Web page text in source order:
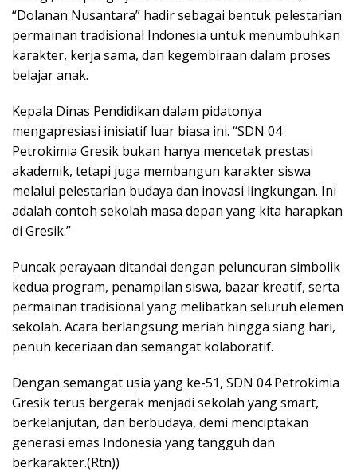
“Dolanan Nusantara” hadir sebagai bentuk pelestarian
permainan tradisional Indonesia untuk menumbuhkan
karakter, kerja sama, dan kegembiraan dalam proses
belajar anak.
Kepala Dinas Pendidikan dalam pidatonya
mengapresiasi inisiatif luar biasa ini. “SDN 04
Petrokimia Gresik bukan hanya mencetak prestasi
akademik, tetapi juga membangun karakter siswa
melalui pelestarian budaya dan inovasi lingkungan. Ini
adalah contoh sekolah masa depan yang kita harapkan
di Gresik.”
Puncak perayaan ditandai dengan peluncuran simbolik
kedua program, penampilan siswa, bazar kreatif, serta
permainan tradisional yang melibatkan seluruh elemen
sekolah. Acara berlangsung meriah hingga siang hari,
penuh keceriaan dan semangat kolaboratif.
Dengan semangat usia yang ke-51, SDN 04 Petrokimia
Gresik terus bergerak menjadi sekolah yang smart,
berkelanjutan, dan berbudaya, demi menciptakan
generasi emas Indonesia yang tangguh dan
berkarakter.(Rtn))